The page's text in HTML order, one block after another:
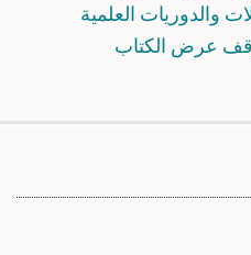
والدوريات العلمية
عرض الكتاب